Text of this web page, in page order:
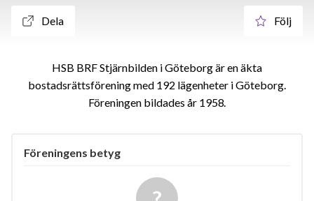
Dela Följ
HSB BRF Stjärnbilden i Göteborg är en äkta
bostadsrättsförening med 192 lägenheter i Göteborg.
Föreningen bildades år 1958
Föreningens betyg